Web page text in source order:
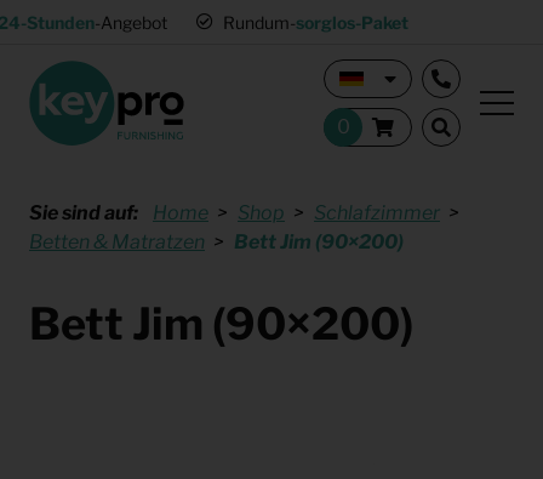
Stunden-Angebot Rundum-sorglos-Paket
Sie sind auf: Home Shop
Schlafzimmer
Betten & Matratzen
Bett Jim (90×200)
Bett Jim (90×200)